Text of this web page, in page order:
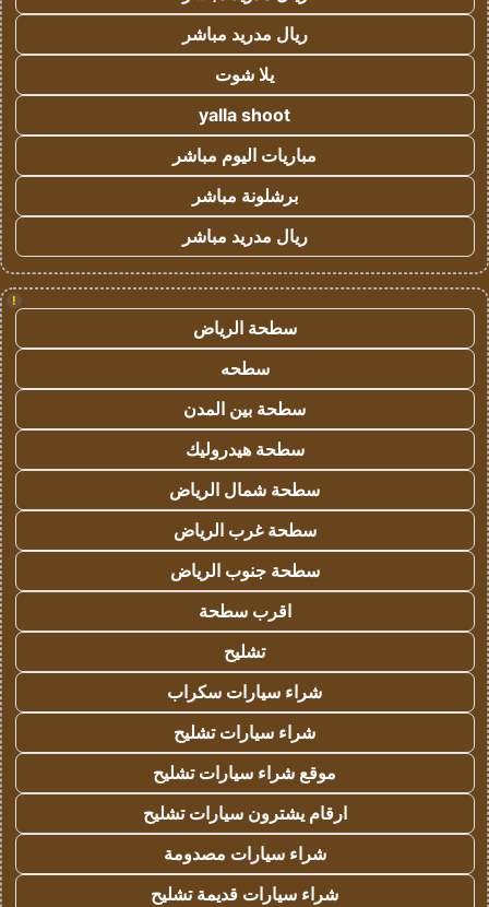
ريال مدريد مباشر
يلا شوت
yalla shoot
مباريات اليوم مباشر
برشلونة مباشر
ريال مدريد مباشر
!
سطحة الرياض
سطحه
سطحة بين المدن
سطحة هيدروليك
سطحة شمال الرياض
سطحة غرب الرياض
سطحة جنوب الرياض
اقرب سطحة
تشليح
شراء سيارات سكراب
شراء سيارات تشليح
موقع شراء سيارات تشليح
ارقام يشترون سيارات تشليح
شراء سيارات مصدومة
شراء سيارات قديمة تشليح